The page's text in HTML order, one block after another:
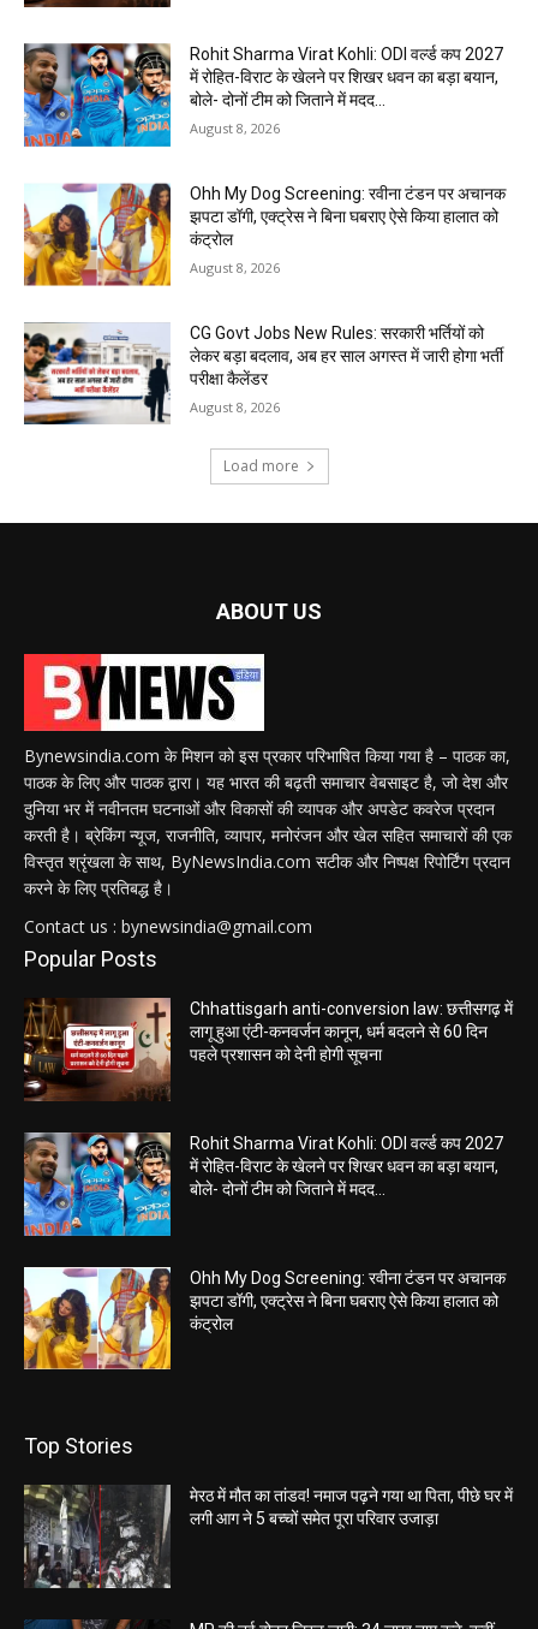
Rohit Sharma Virat Kohli: ODI वर्ल्ड कप 2027
में रोहित-विराट के खेलने पर शिखर धवन का बड़ा बयान,
बोले- दोनों टीम को जिताने में मदद...
August 8, 2026
Ohh My Dog Screening: रवीना टंडन पर अचानक
झपटा डॉगी, एक्ट्रेस ने बिना घबराए ऐसे किया हालात को
कंट्रोल
August 8, 2026
CG Govt Jobs New Rules: सरकारी भर्तियों को
लेकर बड़ा बदलाव, अब हर साल अगस्त में जारी होगा भर्ती
परीक्षा कैलेंडर
August 8, 2026
Load more
ABOUT US
Bynewsindia.com के मिशन को इस प्रकार परिभाषित किया गया है – पाठक का,
पाठक के लिए और पाठक द्वारा। यह भारत की बढ़ती समाचार वेबसाइट है, जो देश और
दुनिया भर में नवीनतम घटनाओं और विकासों की व्यापक और अपडेट कवरेज प्रदान
करती है। ब्रेकिंग न्यूज, राजनीति, व्यापार, मनोरंजन और खेल सहित समाचारों की एक
विस्तृत श्रृंखला के साथ, ByNewsIndia.com सटीक और निष्पक्ष रिपोर्टिंग प्रदान
करने के लिए प्रतिबद्ध है।
Contact us : bynewsindia@gmail.com
Popular Posts
Chhattisgarh anti-conversion law: छत्तीसगढ़ में
लागू हुआ एंटी-कनवर्जन कानून, धर्म बदलने से 60 दिन
पहले प्रशासन को देनी होगी सूचना
Rohit Sharma Virat Kohli: ODI वर्ल्ड कप 2027
में रोहित-विराट के खेलने पर शिखर धवन का बड़ा बयान,
बोले- दोनों टीम को जिताने में मदद...
Ohh My Dog Screening: रवीना टंडन पर अचानक
झपटा डॉगी, एक्ट्रेस ने बिना घबराए ऐसे किया हालात को
कंट्रोल
Top Stories
मेरठ में मौत का तांडव! नमाज पढ़ने गया था पिता, पीछे घर में
लगी आग ने 5 बच्चों समेत पूरा परिवार उजाड़ा